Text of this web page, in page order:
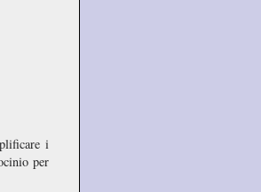
i
per